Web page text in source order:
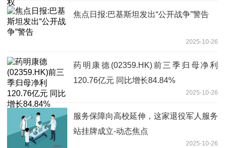
焦点日报:巴基斯坦发出“公开战争”警告
2025-10-26
药明康德(02359.HK)前三季归母净利
120.76亿元 同比增长84.84%
2025-10-26
服务保障向高校延伸，这家退役军人服务
站挂牌成立-动态焦点
2025-10-26